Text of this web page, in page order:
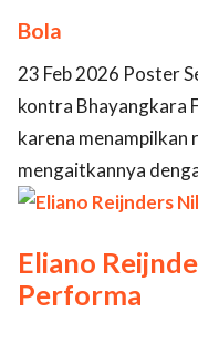
Bola
23 Feb 2026 Poster
kontra Bhayangkara
karena menampilkan
mengaitkannya
Eliano
Performa